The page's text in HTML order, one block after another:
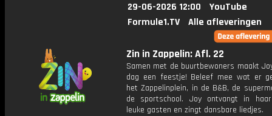
29-06-2026 12:00
YouTube
Formule1.TV
Alle afleveringen
Zin in Zappelin: Afl. 22
Samen met de buurtbewoners maakt
dag een feestje! Beleef mee wat er
het Zappelinplein, in de B&B, de
de sportschool. Joy ontvangt in
leuke gasten en zingt dansbare liedjes.